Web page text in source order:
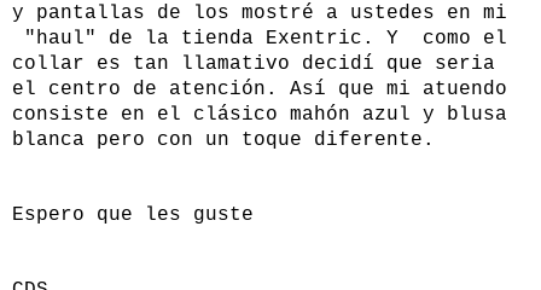
y pantallas de los mostré a ustedes en mi
"haul" de la tienda Exentric. Y como el
collar es tan llamativo decidí que seria
el centro de atención. Así que mi atuendo
consiste en el clásico mahón azul y blusa
blanca pero con un toque diferente.
Espero que les guste